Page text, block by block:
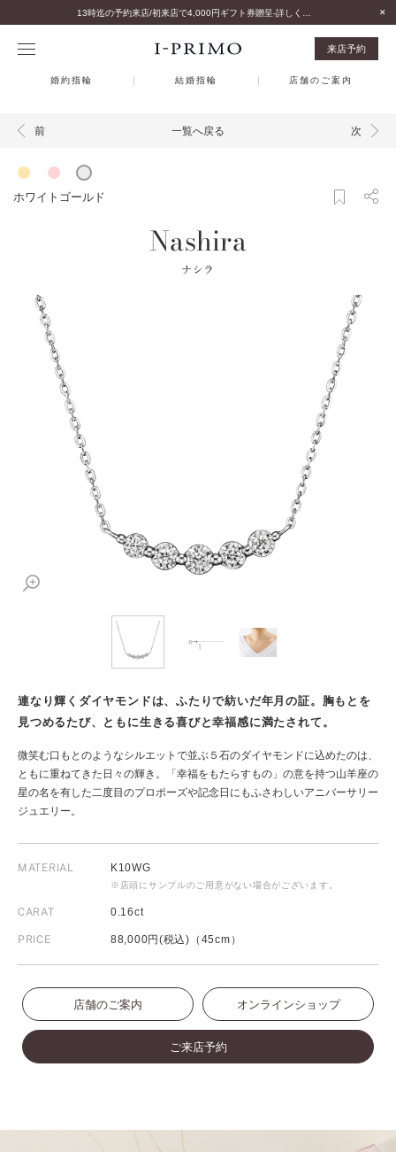
来店予約
婚約指輪 結婚指輪 店舗のご案内
前 一覧へ戻る 次
ホワイトゴールド
Nashira
ナシラ
連なり輝くダイヤモンドは、ふたりで紡いだ年月の証。胸もとを
見つめるたび、ともに生きる喜びと幸福感に満たされて。
微笑む口もとのようなシルエットで並ぶ５石のダイヤモンドに込めたのは、
ともに重ねてきた日々の輝き。「幸福をもたらすもの」の意を持つ山羊座の
星の名を有した二度目のプロポーズや記念日にもふさわしいアニバーサリー
ジュエリー。
MATERIAL K10WG
※店頭にサンプルのご用意がない場合がございます。
CARAT 0.16ct
PRICE 88,000円(税込)（45cm）
店舗のご案内 オンラインショップ
ご来店予約